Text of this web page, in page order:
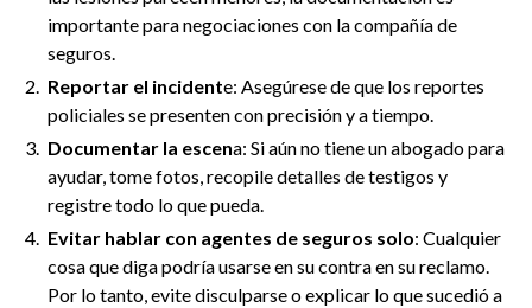
importante para negociaciones con la compañía de
seguros.
Reportar el incidente: Asegúrese de que los reportes
policiales se presenten con precisión y a tiempo.
Documentar la escena: Si aún no tiene un abogado para
ayudar, tome fotos, recopile detalles de testigos y
registre todo lo que pueda.
Evitar hablar con agentes de seguros solo: Cualquier
cosa que diga podría usarse en su contra en su reclamo.
Por lo tanto, evite disculparse o explicar lo que sucedió a